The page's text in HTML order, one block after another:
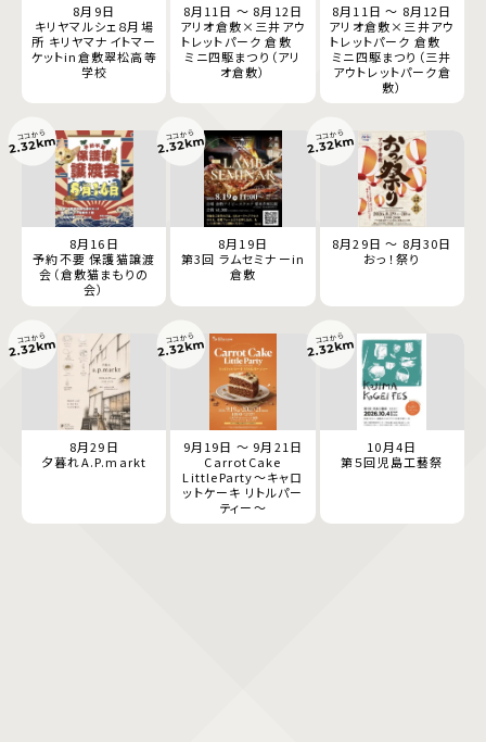
8月9日
キリヤマルシェ８月場
所 キリヤマナイトマー
ケットin倉敷翠松高等
学校
8月11日 ～ 8月12日
アリオ倉敷×三井アウ
トレットパーク 倉敷
ミニ四駆まつり（アリ
オ倉敷）
8月11日 ～ 8月12日
アリオ倉敷×三井アウ
トレットパーク 倉敷
ミニ四駆まつり（三井
アウトレットパーク倉
敷）
8月16日
予約不要 保護猫譲渡
会（倉敷猫まもりの
会）
ココから
2.32km
8月19日
第3回 ラムセミナーin
倉敷
ココから
2.32km
8月29日 ～ 8月30日
おっ！祭り
ココから
2.32km
8月29日
夕暮れA.P.markt
ココから
2.32km
9月19日 ～ 9月21日
CarrotCake
LittleParty～キャロ
ットケーキ リトルパー
ティー～
ココから
2.32km
10月4日
第５回児島工藝祭
ココから
2.32km